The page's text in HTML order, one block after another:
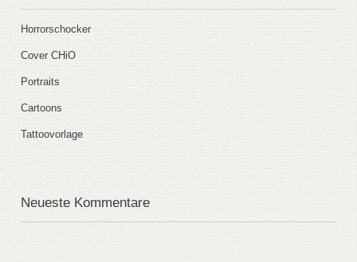
Horrorschocker
Cover CHiO
Portraits
Cartoons
Tattoovorlage
Neueste Kommentare